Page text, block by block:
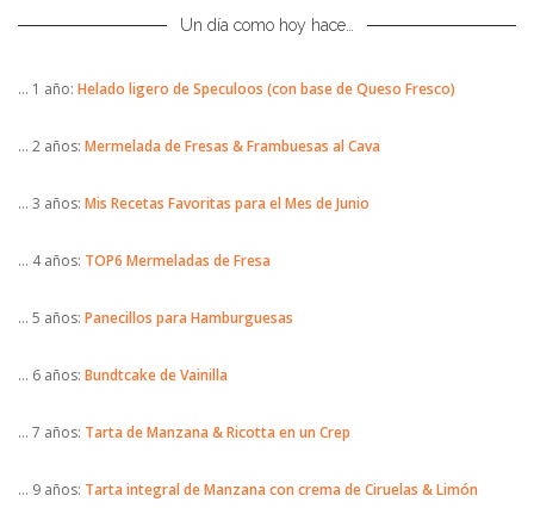
Un día como hoy hace…
… 1 año: Helado ligero de Speculoos (con base de Queso Fresco)
… 2 años: Mermelada de Fresas & Frambuesas al Cava
… 3 años: Mis Recetas Favoritas para el Mes de Junio
… 4 años: TOP6 Mermeladas de Fresa
… 5 años: Panecillos para Hamburguesas
… 6 años: Bundtcake de Vainilla
… 7 años: Tarta de Manzana & Ricotta en un Crep
… 9 años: Tarta integral de Manzana con crema de Ciruelas & Limón